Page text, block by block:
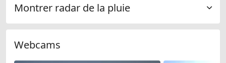
Montrer radar de la pluie
Webcams